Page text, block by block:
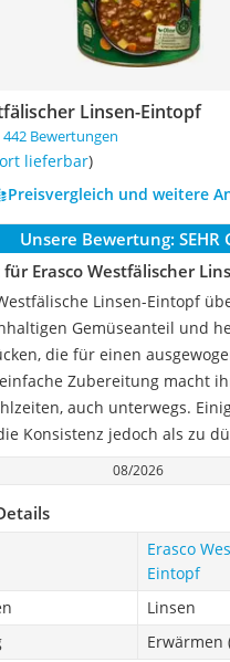
Linsen-Eintopf
442 Bewertungen
lieferbar)
Preisvergleich und weitere
Unsere Bewertung: SEHR
für Erasco Westfälischer
Linsen-Eintopf
Gemüseanteil und
die für einen
Zubereitung macht
auch unterwegs.
Konsistenz jedoch als zu
08/2026
Erasco
Eintopf
Linsen
Erwärmen